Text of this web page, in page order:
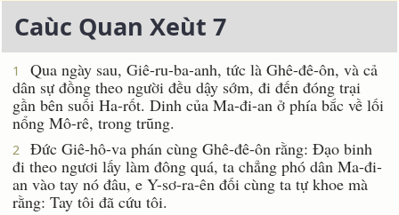
Caùc Quan Xeùt 7
1
Qua ngày sau, Giê-ru-ba-anh, tức là Ghê-đê-ôn, và cả
dân sự đồng theo người đều dậy sớm, đi đến đóng trại
gần bên suối Ha-rốt. Dinh của Ma-đi-an ở phía bắc về lối
nổng Mô-rê, trong trũng.
2
Ðức Giê-hô-va phán cùng Ghê-đê-ôn rằng: Ðạo binh
đi theo ngươi lấy làm đông quá, ta chẳng phó dân Ma-đi-
an vào tay nó đâu, e Y-sơ-ra-ên đối cùng ta tự khoe mà
rằng: Tay tôi đã cứu tôi.